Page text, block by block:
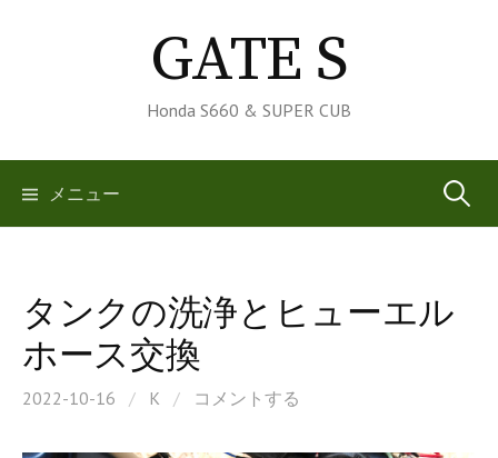
キ
GATE S
Honda S660 & SUPER CUB
メニュー 検
タンクの洗浄とヒューエル
ホース交換
2022-10-16 / K / コメントする